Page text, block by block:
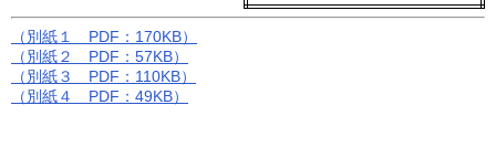
（別紙１ PDF：170KB）
（別紙２ PDF：57KB）
（別紙３ PDF：110KB）
（別紙４ PDF：49KB）